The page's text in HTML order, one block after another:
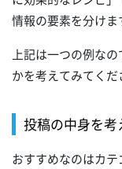
情報の要素を分けま
上記は一つの例な
かを考えてみてくだ
投稿の中身を考
おすすめなのはカテ